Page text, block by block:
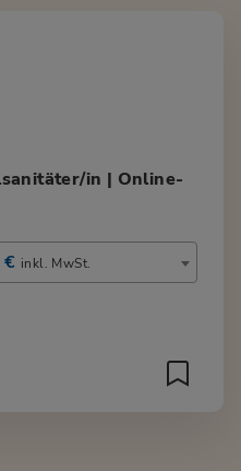
in | Online-
€ inkl. MwSt.